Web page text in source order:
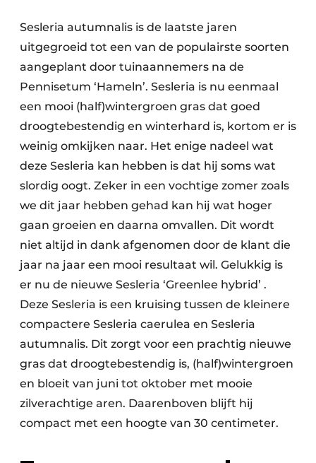
Sesleria autumnalis is de laatste jaren
uitgegroeid tot een van de populairste soorten
aangeplant door tuinaannemers na de
Pennisetum ‘Hameln’. Sesleria is nu eenmaal
een mooi (half)wintergroen gras dat goed
droogtebestendig en winterhard is, kortom er is
weinig omkijken naar. Het enige nadeel wat
deze Sesleria kan hebben is dat hij soms wat
slordig oogt. Zeker in een vochtige zomer zoals
we dit jaar hebben gehad kan hij wat hoger
gaan groeien en daarna omvallen. Dit wordt
niet altijd in dank afgenomen door de klant die
jaar na jaar een mooi resultaat wil. Gelukkig is
er nu de nieuwe Sesleria ‘Greenlee hybrid’ .
Deze Sesleria is een kruising tussen de kleinere
compactere Sesleria caerulea en Sesleria
autumnalis. Dit zorgt voor een prachtig nieuwe
gras dat droogtebestendig is, (half)wintergroen
en bloeit van juni tot oktober met mooie
zilverachtige aren. Daarenboven blijft hij
compact met een hoogte van 30 centimeter.